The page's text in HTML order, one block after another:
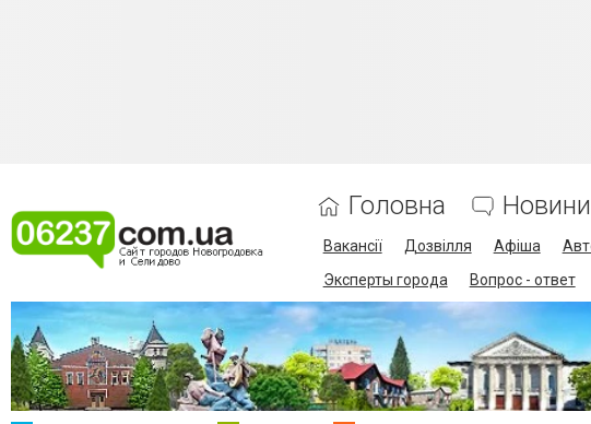
Головна Новини
Вакансії Дозвілля Афіша
Эксперты города
Вопрос - ответ